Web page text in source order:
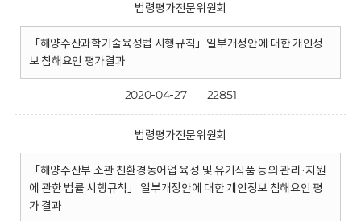
법령평가전문위원회
「해양수산과학기술육성법 시행규칙」일부개정안에 대한 개인정
보 침해요인 평가결과
2020-04-27 22851
법령평가전문위원회
「해양수산부 소관 친환경농어업 육성 및 유기식품 등의 관리·지원
에 관한 법률 시행규칙」 일부개정안에 대한 개인정보 침해요인 평
가 결과